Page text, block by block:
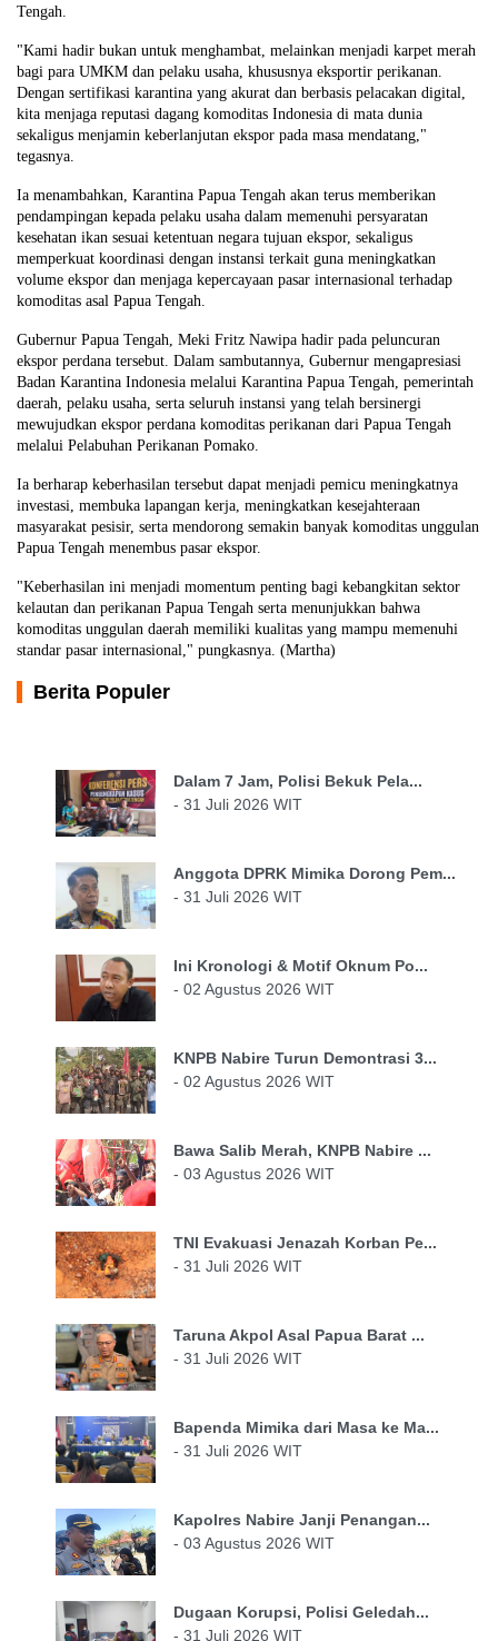
Tengah.
"Kami hadir bukan untuk menghambat, melainkan menjadi karpet merah
bagi para UMKM dan pelaku usaha, khususnya eksportir perikanan.
Dengan sertifikasi karantina yang akurat dan berbasis pelacakan digital,
kita menjaga reputasi dagang komoditas Indonesia di mata dunia
sekaligus menjamin keberlanjutan ekspor pada masa mendatang,"
tegasnya.
Ia menambahkan, Karantina Papua Tengah akan terus memberikan
pendampingan kepada pelaku usaha dalam memenuhi persyaratan
kesehatan ikan sesuai ketentuan negara tujuan ekspor, sekaligus
memperkuat koordinasi dengan instansi terkait guna meningkatkan
volume ekspor dan menjaga kepercayaan pasar internasional terhadap
komoditas asal Papua Tengah.
Gubernur Papua Tengah, Meki Fritz Nawipa hadir pada peluncuran
ekspor perdana tersebut. Dalam sambutannya, Gubernur mengapresiasi
Badan Karantina Indonesia melalui Karantina Papua Tengah, pemerintah
daerah, pelaku usaha, serta seluruh instansi yang telah bersinergi
mewujudkan ekspor perdana komoditas perikanan dari Papua Tengah
melalui Pelabuhan Perikanan Pomako.
Ia berharap keberhasilan tersebut dapat menjadi pemicu meningkatnya
investasi, membuka lapangan kerja, meningkatkan kesejahteraan
masyarakat pesisir, serta mendorong semakin banyak komoditas unggulan
Papua Tengah menembus pasar ekspor.
"Keberhasilan ini menjadi momentum penting bagi kebangkitan sektor
kelautan dan perikanan Papua Tengah serta menunjukkan bahwa
komoditas unggulan daerah memiliki kualitas yang mampu memenuhi
standar pasar internasional," pungkasnya. (Martha)
Berita Populer
Dalam 7 Jam, Polisi Bekuk Pela...
- 31 Juli 2026 WIT
Anggota DPRK Mimika Dorong Pem...
- 31 Juli 2026 WIT
Ini Kronologi & Motif Oknum Po...
- 02 Agustus 2026 WIT
KNPB Nabire Turun Demontrasi 3...
- 02 Agustus 2026 WIT
Bawa Salib Merah, KNPB Nabire ...
- 03 Agustus 2026 WIT
TNI Evakuasi Jenazah Korban Pe...
- 31 Juli 2026 WIT
Taruna Akpol Asal Papua Barat ...
- 31 Juli 2026 WIT
Bapenda Mimika dari Masa ke Ma...
- 31 Juli 2026 WIT
Kapolres Nabire Janji Penangan...
- 03 Agustus 2026 WIT
Dugaan Korupsi, Polisi Geledah...
- 31 Juli 2026 WIT